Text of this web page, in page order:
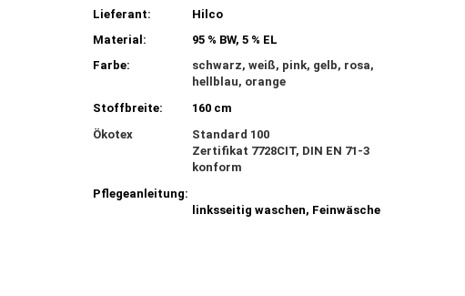
Lieferant:
Hilco
Material:
95 % BW, 5 % EL
Farbe:
schwarz, weiß, pink, gelb, rosa,
hellblau, orange
Stoffbreite:
160 cm
Ökotex
Standard 100
Zertifikat 7728CIT, DIN EN 71-3
konform
Pflegeanleitung:
linksseitig waschen, Feinwäsche